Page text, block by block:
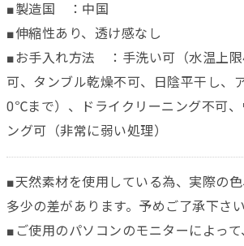
■製造国 ：中国
■伸縮性あり、透け感なし
■お手入れ方法 ：手洗い可（水温上
可、タンブル乾燥不可、日陰平干し、
0℃まで）、ドライクリーニング不可、
ング可（非常に弱い処理）
■天然素材を使用している為、実際の
多少の差があります。予めご了承下さい
■ご使用のパソコンのモニターによっ